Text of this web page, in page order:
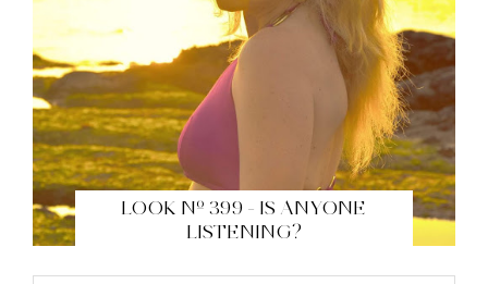
LOOK Nº 399 - IS ANYONE
LISTENING?